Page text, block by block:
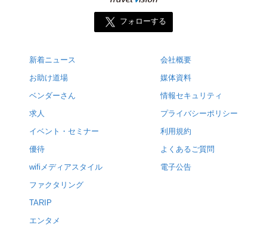
フォローする
新着ニュース
お助け道場
ベンダーさん
求人
イベント・セミナー
優待
wifiメディアスタイル
ファクタリング
TARIP
エンタメ
会社概要
媒体資料
情報セキュリティ
プライバシーポリシー
利用規約
よくあるご質問
電子公告